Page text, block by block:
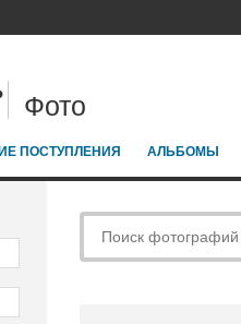
Фото
ПОСТУПЛЕНИЯ АЛЬБОМЫ